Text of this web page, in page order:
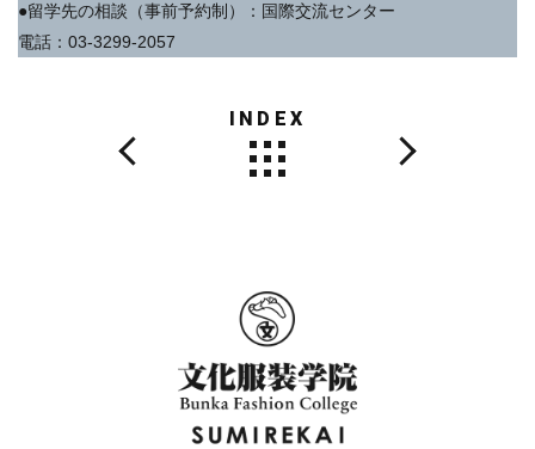
●留学先の相談（事前予約制）：国際交流センター
電話：03-3299-2057
INDEX